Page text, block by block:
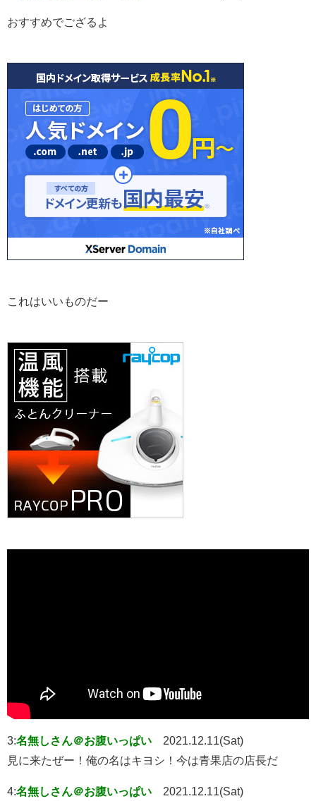
おすすめでござるよ
これはいいものだー
3:名無しさん＠お腹いっぱい
2021.12.11(Sat)
見に来たぜー！俺の名はキヨシ！今は青果店の店長だ
4:名無しさん＠お腹いっぱい
2021.12.11(Sat)